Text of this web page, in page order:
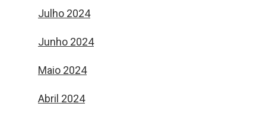
Julho 2024
Junho 2024
Maio 2024
Abril 2024